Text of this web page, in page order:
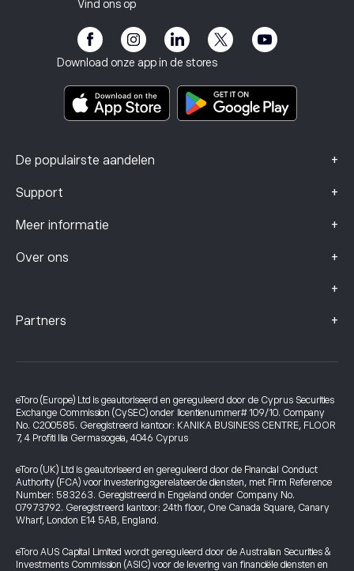
Vind ons op
Download onze app in de stores
De populairste aandelen +
Support +
Meer informatie +
eToro Academie
Over ons +
Impressum
+
Risicomelding
Algemene voorwaarden
Documenten met belangrijke informatie
Klachtengegevens (FCA-klanten)
Partners +
Affiliate programma
Beleggingsverzekering
eToro (Europe) Ltd is geautoriseerd en gereguleerd door de Cyprus Securities
Exchange Commission (CySEC) onder licentienummer# 109/10. Company
No. C200585. Geregistreerd kantoor: KANIKA BUSINESS CENTRE, FLOOR
7, 4 Profiti Ilia Germasogeia, 4046 Cyprus
eToro (UK) Ltd is geautoriseerd en gereguleerd door de Financial Conduct
Authority (FCA) voor investeringsgerelateerde diensten, met Firm Reference
Number: 583263. Geregistreerd in Engeland onder Company No.
07973792. Geregistreerd kantoor: 24th floor, One Canada Square, Canary
Wharf, London E14 5AB, England.
eToro AUS Capital Limited wordt gereguleerd door de Australian Securities &
Investments Commission (ASIC) voor de levering van financiële diensten en